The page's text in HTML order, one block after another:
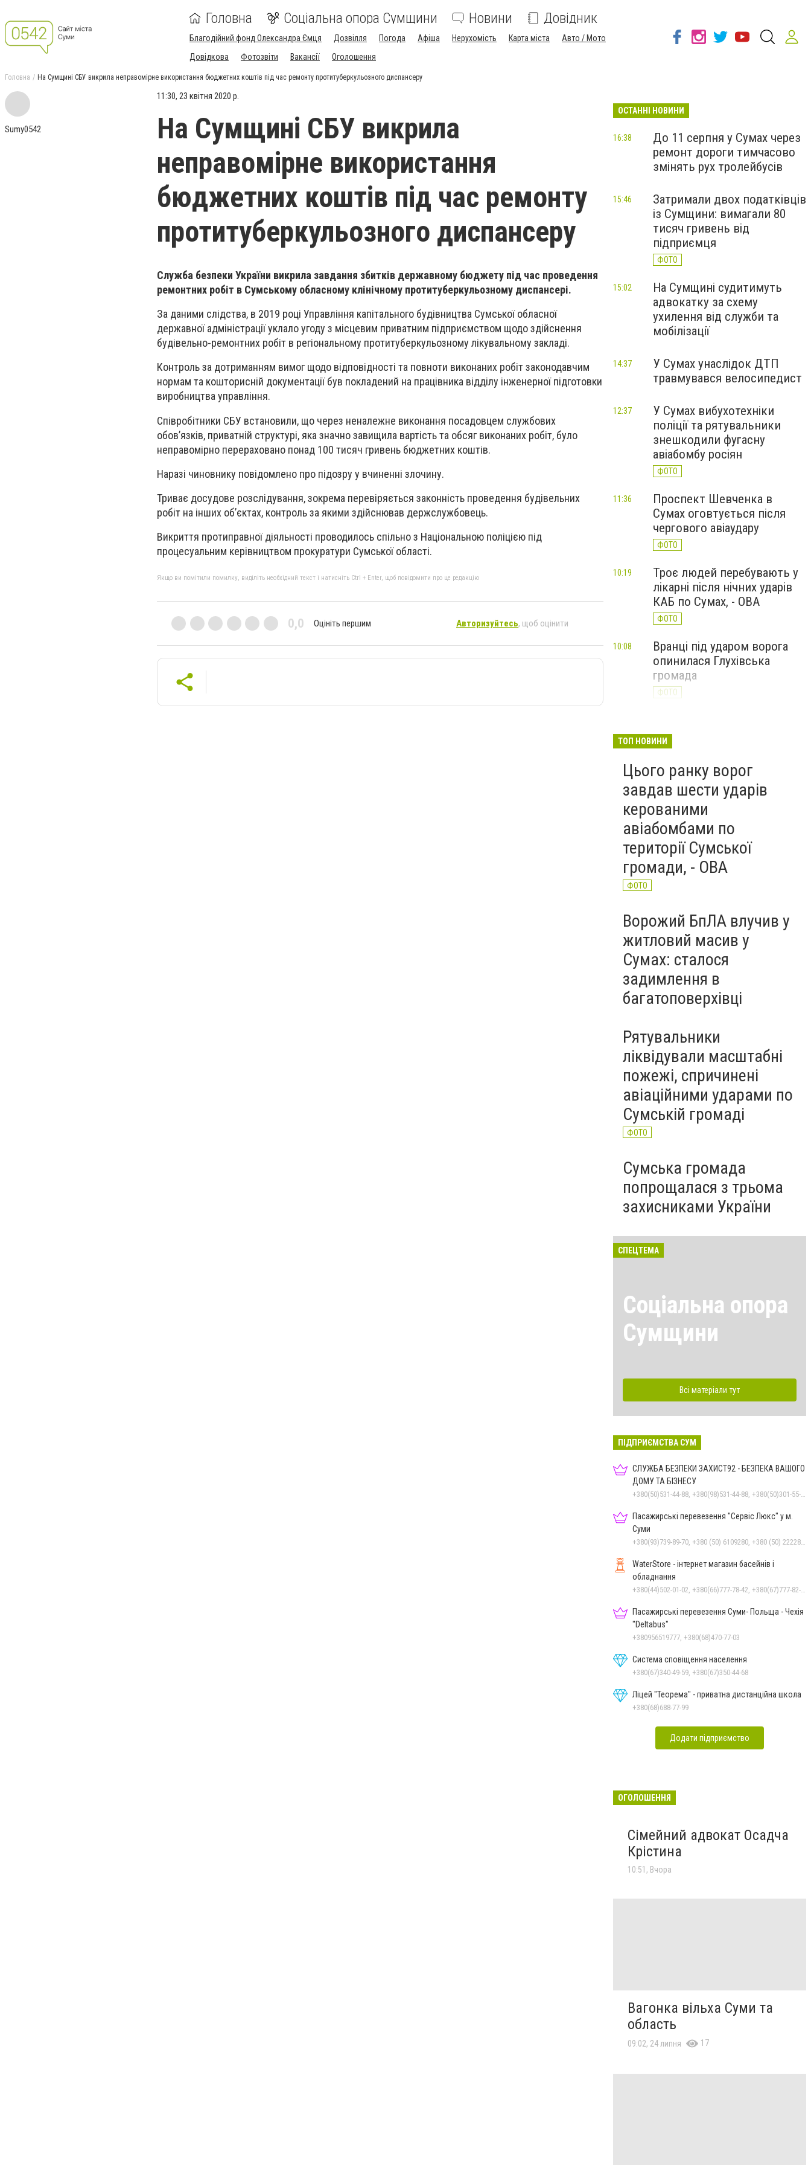
Головна Соціальна опора Сумщини Новини Довідник
Благодійний фонд Олександра Ємця Дозвілля Погода Афіша Нерухомість Карта міста
Авто / Мото
Довідкова
Фотозвіти Вакансії Оголошення
Головна На Сумщині СБУ викрила неправомірне використання бюджетних коштів під час ремонту протитуберкульозного диспансеру
Sumy0542
11:30, 23 квітня 2020 р.
На Сумщині СБУ викрила
неправомірне використання
бюджетних коштів під час ремонту
протитуберкульозного диспансеру
Служба безпеки України викрила завдання збитків державному бюджету під час проведення
ремонтних робіт в Сумському обласному клінічному протитуберкульозному диспансері.
За даними слідства, в 2019 році Управління капітального будівництва Сумської обласної
державної адміністрації уклало угоду з місцевим приватним підприємством щодо здійснення
будівельно-ремонтних робіт в регіональному протитуберкульозному лікувальному закладі.
Контроль за дотриманням вимог щодо відповідності та повноти виконаних робіт законодавчим
нормам та кошторисній документації був покладений на працівника відділу інженерної підготовки
виробництва управління.
Співробітники СБУ встановили, що через неналежне виконання посадовцем службових
обов’язків, приватній структурі, яка значно завищила вартість та обсяг виконаних робіт, було
неправомірно перераховано понад 100 тисяч гривень бюджетних коштів.
Наразі чиновнику повідомлено про підозру у вчиненні злочину.
Триває досудове розслідування, зокрема перевіряється законність проведення будівельних
робіт на інших об’єктах, контроль за якими здійснював держслужбовець.
Викриття протиправної діяльності проводилось спільно з Національною поліцією під
процесуальним керівництвом прокуратури Сумської області.
Якщо ви помітили помилку, виділіть необхідний текст і натисніть Ctrl + Enter, щоб повідомити про це редакцію
0,0 Оцініть першим Авторизуйтесь, щоб оцінити
ОСТАННІ НОВИНИ
До 11 серпня у Сумах через
ремонт дороги тимчасово
змінять рух тролейбусів
16:38
Затримали двох податківців
із Сумщини: вимагали 80
тисяч гривень від
підприємця
ФОТО
15:46
На Сумщині судитимуть
адвокатку за схему
ухилення від служби та
мобілізації
15:02
У Сумах унаслідок ДТП
травмувався велосипедист
14:37
У Сумах вибухотехніки
поліції та рятувальники
знешкодили фугасну
авіабомбу росіян
ФОТО
12:37
Проспект Шевченка в
Сумах оговтується після
чергового авіаудару
ФОТО
11:36
Троє людей перебувають у
лікарні після нічних ударів
КАБ по Сумах, - ОВА
ФОТО
10:19
Вранці під ударом ворога
опинилася Глухівська
громада
ФОТО
10:08
ТОП НОВИНИ
Цього ранку ворог
завдав шести ударів
керованими
авіабомбами по
території Сумської
громади, - ОВА
ФОТО
Ворожий БпЛА влучив у
житловий масив у
Сумах: сталося
задимлення в
багатоповерхівці
Рятувальники
ліквідували масштабні
пожежі, спричинені
авіаційними ударами по
Сумській громаді
ФОТО
Сумська громада
попрощалася з трьома
захисниками України
СПЕЦТЕМА
Соціальна опора
Сумщини
Всі матеріали тут
ПІДПРИЄМСТВА СУМ
СЛУЖБА БЕЗПЕКИ ЗАХИСТ92 - БЕЗПЕКА ВАШОГО
ДОМУ ТА БІЗНЕСУ
Пасажирські перевезення "Сервіс Люкс" у м.
Суми
WaterStore - інтернет магазин басейнів і
обладнання
Пасажирські перевезення Суми- Польща - Чехія
"Deltabus"
+380956519777, +380(68)470-77-03
Система сповіщення населення
+380(67)340-49-59, +380(67)350-44-68
Ліцей "Теорема" - приватна дистанційна школа
+380(68)688-77-99
Додати підприємство
ОГОЛОШЕННЯ
Сімейний адвокат Осадча
Крістина
10:51, Вчора
Вагонка вільха Суми та
область
09:02, 24 липня 17